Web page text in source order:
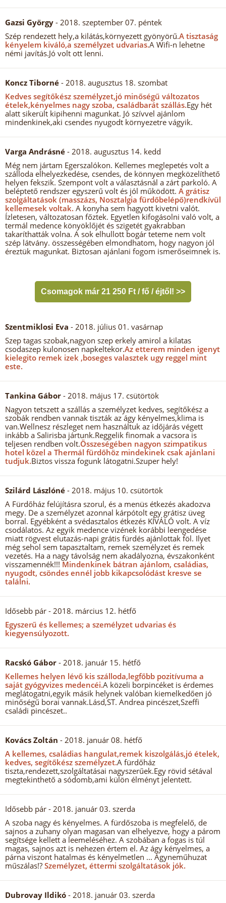
Gazsi György - 2018. szeptember 07. péntek
Szép rendezett hely,a kilátás,környezett gyönyörű.A tisztaság
kényelem kiváló,a személyzet udvarias.A Wifi-n lehetne
némi javítás.Jó volt ott lenni.
Koncz Tiborné - 2018. augusztus 18. szombat
Kedves segítőkész személyzet,jó minőségű változatos
ételek,kényelmes nagy szoba, családbarát szállás.Egy hét
alatt sikerült kipihenni magunkat. Jó szívvel ajánlom
mindenkinek,aki csendes nyugodt környezetre vágyik.
Varga Andrásné - 2018. augusztus 14. kedd
Még nem jártam Egerszalókon. Kellemes meglepetés volt a
szálloda elhelyezkedése, csendes, de könnyen megközelíthető
helyen fekszik. Szempont volt a választásnál a zárt parkoló. A
beléptető rendszer egyszerű volt és jól működött. A grátisz
szolgáltatások (masszázs, Nosztalgia fürdőbelépő)rendkívül
kellemesek voltak. A konyha sem hagyott kivetni valót.
Ízletesen, változatosan főztek. Egyetlen kifogásolni való volt, a
termál medence könyöklőjét és szigetét gyakrabban
takaríthatták volna. A sok elhullott bogár teteme nem volt
szép látvány. összességében elmondhatom, hogy nagyon jól
éreztük magunkat. Biztosan ajánlani fogom ismerőseimnek is.
Csomagok már 21 250 Ft / fő / éjtől! >>
Szentmiklosi Eva - 2018. július 01. vasárnap
Szep tagas szobak,nagyon szep erkely amirol a kilatas
csodaszep kulonosen napkeltekor.Az etterem minden igenyt
kielegito remek izek ,boseges valasztek ugy reggel mint
este.
Tankina Gábor - 2018. május 17. csütörtök
Nagyon tetszett a szállás a személyzet kedves, segítőkész a
szobák rendben vannak tiszták az ágy kényelmes,klima is
van.Wellnesz részleget nem használtuk az időjárás végett
inkább a Salirisba jártunk.Reggelik finomak a vacsora is
teljesen rendben volt.Összeségében nagyon szimpatikus
hotel közel a Thermál fürdőhöz mindekinek csak ajánlani
tudjuk.Biztos vissza fogunk látogatni.Szuper hely!
Szilárd Lászlóné - 2018. május 10. csütörtök
A Fürdőház felújításra szorul, és a menüs étkezés akadozva
megy. De a személyzet azonnal kárpótolt egy grátisz üveg
borral. Egyébként a svédasztalos étkezés KÍVÁLÓ volt. A víz
csodálatos. Az egyik medence vizének korábbi leengedése
miatt rögvest elutazás-napi grátis fürdés ajánlottak föl. Ilyet
még sehol sem tapasztaltam, remek személyzet és remek
vezetés. Ha a nagy távolság nem akadályozna, évszakonként
visszamennék!!! Mindenkinek bátran ajánlom, családias,
nyugodt, csöndes ennél jobb kikapcsolódást kresve se
találni.
Idősebb pár - 2018. március 12. hétfő
Egyszerű és kellemes; a személyzet udvarias és
kiegyensúlyozott.
Racskó Gábor - 2018. január 15. hétfő
Kellemes helyen lévő kis szálloda,legfőbb pozitívuma a
saját gyógyvizes medencéi.A közeli borpincéket is érdemes
meglátogatni,egyik másik helynek valóban kiemelkedően jó
minőségű borai vannak.Lásd,ST. Andrea pincészet,Szeffi
családi pincészet..
Kovács Zoltán - 2018. január 08. hétfő
A kellemes, családias hangulat,remek kiszolgálás,jó ételek,
kedves, segítőkész személyzet.A fürdőház
tiszta,rendezett,szolgáltatásai nagyszerűek.Egy rövid sétával
megtekinthető a sódomb,ami külön élményt jelentett.
Idősebb pár - 2018. január 03. szerda
A szoba nagy és kényelmes. A fürdőszoba is megfelelő, de
sajnos a zuhany olyan magasan van elhelyezve, hogy a párom
segítsége kellett a leemeléséhez. A szobában a fogas is túl
magas, sajnos azt is nehezen értem el. Az ágy kényelmes, a
párna viszont hatalmas és kényelmetlen ... Ágyneműhuzat
műszálas!? Személyzet, éttermi szolgáltatások jók.
Dubrovay Ildikó - 2018. január 03. szerda